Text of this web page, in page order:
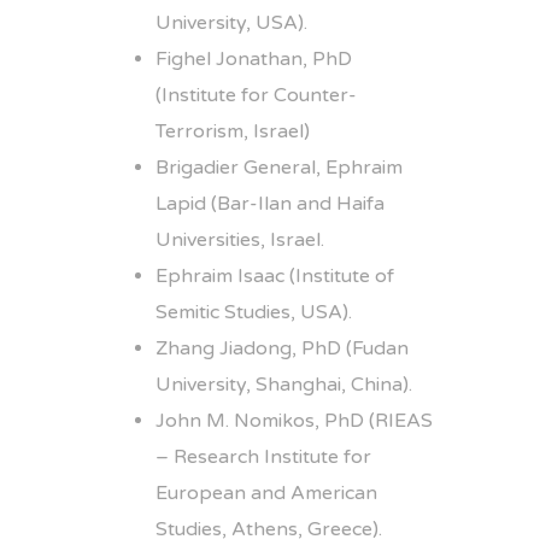
University, USA).
Fighel Jonathan, PhD
(Institute for Counter-
Terrorism, Israel)
Brigadier General, Ephraim
Lapid (Bar-Ilan and Haifa
Universities, Israel.
Ephraim Isaac (Institute of
Semitic Studies, USA).
Zhang Jiadong, PhD (Fudan
University, Shanghai, China).
John M. Nomikos, PhD (RIEAS
– Research Institute for
European and American
Studies, Athens, Greece).